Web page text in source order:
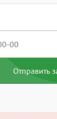
Отправить